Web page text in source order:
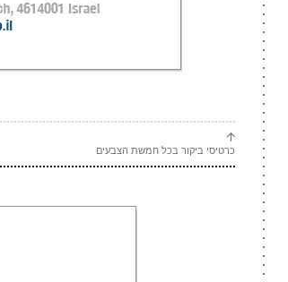
כרטיסי ביקור בכל חמשת הצבעים